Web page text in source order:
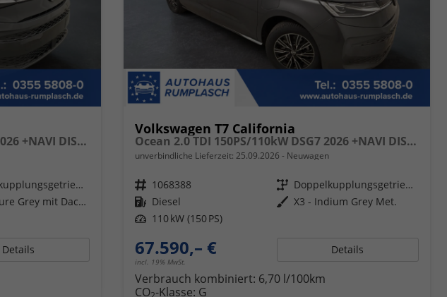
Ocean 2.0 TDI 150PS/110kW DSG7 2026 +NAVI DISCOVER PRO+FRONTSCHEIBE BEHEIZBAR+TOP & PARK PAKET+18" ALU+AHK+TRAVEL ASSIST+EL- HEBEDACH, BASALT GRAU+CAMPINGAUSBAU
Doppelkupplungsgetriebe (DSG)
J22T - Pure Grey mit Dach in Schwarz
Details
Volkswagen T7 California
Ocean 2.0 TDI 150PS/110kW DSG7 2026 +NAVI DISCOVER PRO+FRONTSCHEIBE BEHEIZBAR+TOP & PARK PAKET+18" ALU+AHK+TRAVEL ASSIST+EL- HEBEDACH, BASALT GRAU+CAMPINGAUSBAU
unverbindliche Lieferzeit: 25.09.2026 Neuwagen
Fahrzeugnr. 1068388 Getriebe
Doppelkupplungsgetriebe (DSG)
Kraftstoff Diesel Außenfarbe X3 - Indium Grey Met.
Leistung 110 kW (150 PS)
67.590,– €
incl. 19% MwSt.
Details
Verbrauch kombiniert: 6,70 l/100km
CO -Klasse: G